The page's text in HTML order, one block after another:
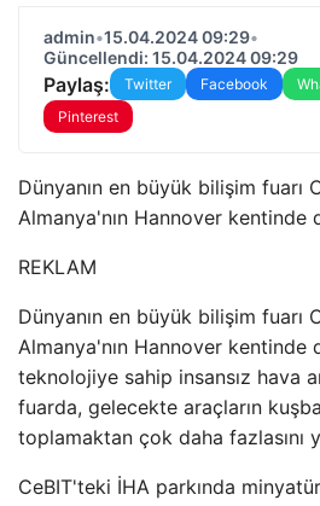
admin•15.04.2024 09:29•
Güncellendi: 15.04.2024 09:29
Paylaş: Twitter Facebook
Pinterest
Dünyanın en büyük bilişim fuarı
Almanya'nın Hannover kentinde
REKLAM
Dünyanın en büyük bilişim fuarı
Almanya'nın Hannover kentinde
teknolojiye sahip insansız hava
fuarda, gelecekte araçların
toplamaktan çok daha fazlasını
CeBIT'teki İHA parkında